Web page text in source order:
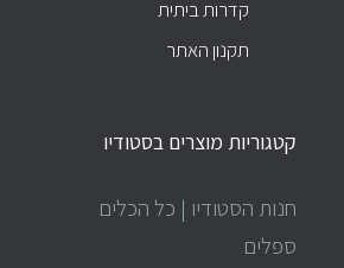
קדרות ביתית
תקנון האתר
קטגוריות מוצרים בסטודיו
חנות הסטודיו | כל הכלים
ספלים